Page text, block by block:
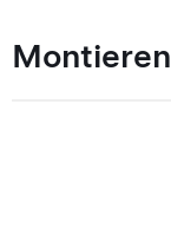
Montieren